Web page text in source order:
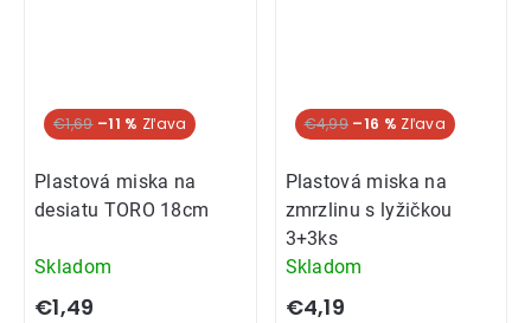
€1,69 –11 %
Plastová miska na
desiatu TORO 18cm
Skladom
€1,49
€4,99 –16 %
Plastová miska na
zmrzlinu s lyžičkou
3+3ks
Skladom
€4,19